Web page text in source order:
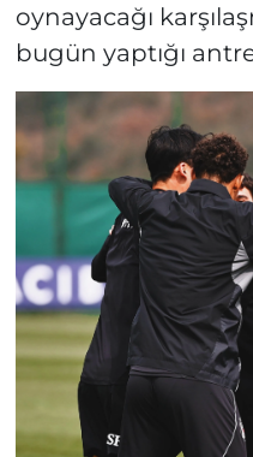
oynayacağı
bugün yaptığı